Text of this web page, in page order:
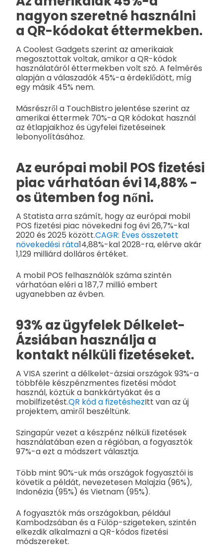
nagyon szeretné használni
a QR-kódokat éttermekben.
A Coolest Gadgets szerint az amerikaiak
megosztottak voltak, amikor a QR-kódok
használatáról éttermekben volt szó. A felmérés
alapján a válaszadók 45%-a érdeklődött, míg
egy másik 45% nem.
Másrészről a TouchBistro jelentése szerint az
amerikai éttermek 70%-a QR kódokat használ
az étlapjaikhoz és ügyfelei fizetéseinek
lebonyolításához.
Az európai mobil POS fizetési
piac várhatóan évi 14,88% -
os ütemben fog nőni.
A Statista arra számít, hogy az európai mobil
POS fizetési piac növekedni fog évi 26,7%-kal
2020 és 2025 között.CAGR: Éves összetett
növekedési ráta14,88%-kal 2028-ra, elérve akár
1,129 milliárd dolláros értéket.
A mobil POS felhasználók száma szintén
várhatóan eléri a 187,7 millió embert
ugyanebben az évben.
93% az ügyfelek Délkelet-
Ázsiában használja a
kontakt nélküli fizetéseket.
A VISA szerint a délkelet-ázsiai országok 93%-a
többféle készpénzmentes fizetési módot
használ, köztük a bankkártyákat és a
mobilfizetést.QR kód a fizetéshezItt van az új
projektem, amiről beszéltünk.
Szingapúr vezet a készpénz nélküli fizetések
használatában ezen a régióban, a fogyasztók
97%-a ezt a módszert választja.
Több mint 90%-uk más országok fogyasztói is
követik a példát, nevezetesen Malajzia (96%),
Indonézia (95%) és Vietnam (95%).
A fogyasztók más országokban, például
Kambodzsában és a Fülöp-szigeteken, szintén
elkezdik alkalmazni a QR-kódos fizetési
módszereket.